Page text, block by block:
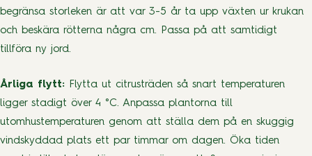
begränsa storleken är att var 3-5 år ta upp växten ur krukan
och beskära rötterna några cm. Passa på att samtidigt
tillföra ny jord.
Årliga flytt: Flytta ut citrusträden så snart temperaturen
ligger stadigt över 4 °C. Anpassa plantorna till
utomhustemperaturen genom att ställa dem på en skuggig
vindskyddad plats ett par timmar om dagen. Öka tiden